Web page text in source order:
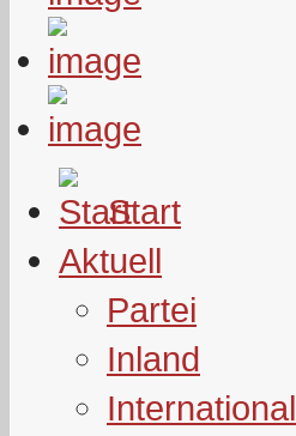
Start
Aktuell
Partei
Inland
International